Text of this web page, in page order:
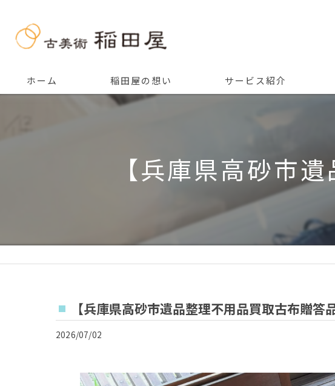
ホーム 稲田屋の想い サービス紹介
【兵庫県高砂市
【兵庫県高砂市遺品整理不用品買取古布贈答品
2026/07/02